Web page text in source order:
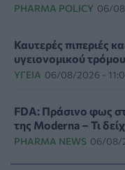
PHARMA POLICY 06/
Καυτερές πιπεριές
υγειονομικού
ΥΓΕΊΑ 06/08/2026 -
FDA: Πράσινο φως
της Moderna – Τι
PHARMA NEWS 06/08/